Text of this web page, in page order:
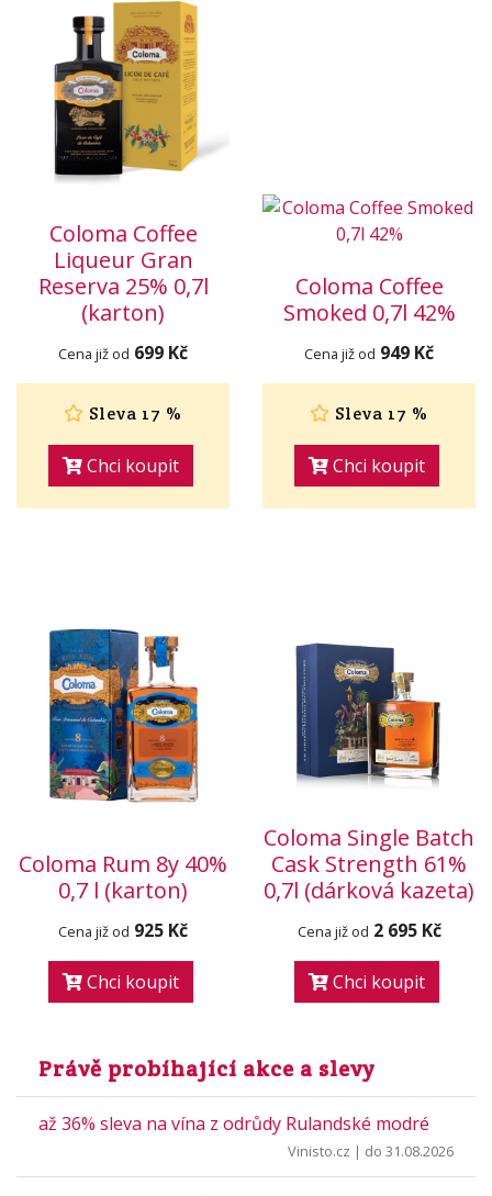
Coloma Coffee
Liqueur Gran
Reserva 25% 0,7l
(karton)
Cena již od 699 Kč
Sleva 17 %
Chci koupit
Coloma Coffee
Smoked 0,7l 42%
Cena již od 949 Kč
Sleva 17 %
Chci koupit
Coloma Rum 8y 40%
0,7 l (karton)
Cena již od 925 Kč
Chci koupit
Coloma Single Batch
Cask Strength 61%
0,7l (dárková kazeta)
Cena již od 2 695 Kč
Chci koupit
Právě probíhající akce a slevy
až 36% sleva na vína z odrůdy Rulandské modré
Vinisto.cz | do 31.08.2026